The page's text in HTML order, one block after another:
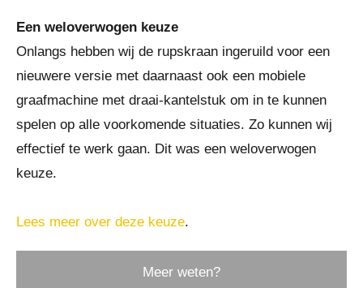
Een weloverwogen keuze
Onlangs hebben wij de rupskraan ingeruild voor een
nieuwere versie met daarnaast ook een mobiele
graafmachine met draai-kantelstuk om in te kunnen
spelen op alle voorkomende situaties. Zo kunnen wij
effectief te werk gaan. Dit was een weloverwogen
keuze.
Lees meer over deze keuze.
Meer weten?